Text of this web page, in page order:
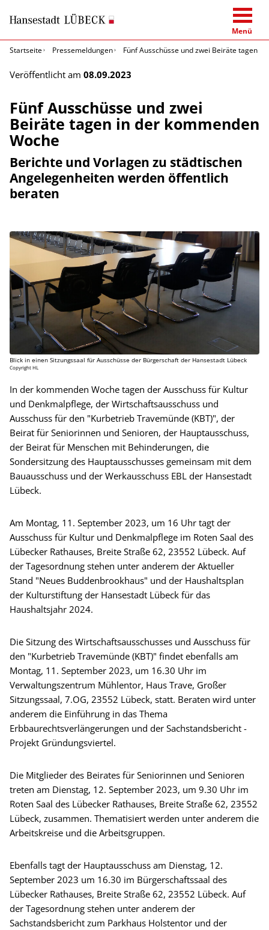
Menü
Startseite
Pressemeldungen Fünf Ausschüsse und zwei Beiräte tagen
Veröffentlicht am 08.09.2023
Fünf Ausschüsse und zwei
Beiräte tagen in der kommenden
Woche
Berichte und Vorlagen zu städtischen
Angelegenheiten werden öffentlich
beraten
Blick in einen Sitzungssaal für Ausschüsse der Bürgerschaft der Hansestadt Lübeck
Copyright HL
In der kommenden Woche tagen der Ausschuss für Kultur
und Denkmalpflege, der Wirtschaftsausschuss und
Ausschuss für den "Kurbetrieb Travemünde (KBT)", der
Beirat für Seniorinnen und Senioren, der Hauptausschuss,
der Beirat für Menschen mit Behinderungen, die
Sondersitzung des Hauptausschusses gemeinsam mit dem
Bauausschuss und der Werkausschuss EBL der Hansestadt
Lübeck.
Am Montag, 11. September 2023, um 16 Uhr tagt der
Ausschuss für Kultur und Denkmalpflege im Roten Saal des
Lübecker Rathauses, Breite Straße 62, 23552 Lübeck. Auf
der Tagesordnung stehen unter anderem der Aktueller
Stand "Neues Buddenbrookhaus" und der Haushaltsplan
der Kulturstiftung der Hansestadt Lübeck für das
Haushaltsjahr 2024.
Die Sitzung des Wirtschaftsausschusses und Ausschuss für
den "Kurbetrieb Travemünde (KBT)" findet ebenfalls am
Montag, 11. September 2023, um 16.30 Uhr im
Verwaltungszentrum Mühlentor, Haus Trave, Großer
Sitzungssaal, 7.OG, 23552 Lübeck, statt. Beraten wird unter
anderem die Einführung in das Thema
Erbbaurechtsverlängerungen und der Sachstandsbericht -
Projekt Gründungsviertel.
Die Mitglieder des Beirates für Seniorinnen und Senioren
treten am Dienstag, 12. September 2023, um 9.30 Uhr im
Roten Saal des Lübecker Rathauses, Breite Straße 62, 23552
Lübeck, zusammen. Thematisiert werden unter anderem die
Arbeitskreise und die Arbeitsgruppen.
Ebenfalls tagt der Hauptausschuss am Dienstag, 12.
September 2023 um 16.30 im Bürgerschaftssaal des
Lübecker Rathauses, Breite Straße 62, 23552 Lübeck. Auf
der Tagesordnung stehen unter anderem der
Sachstandsbericht zum Parkhaus Holstentor und der